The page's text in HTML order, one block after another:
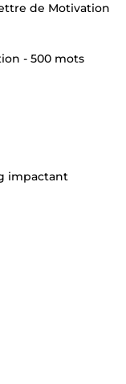
de Motivation
- 500 mots
impactant